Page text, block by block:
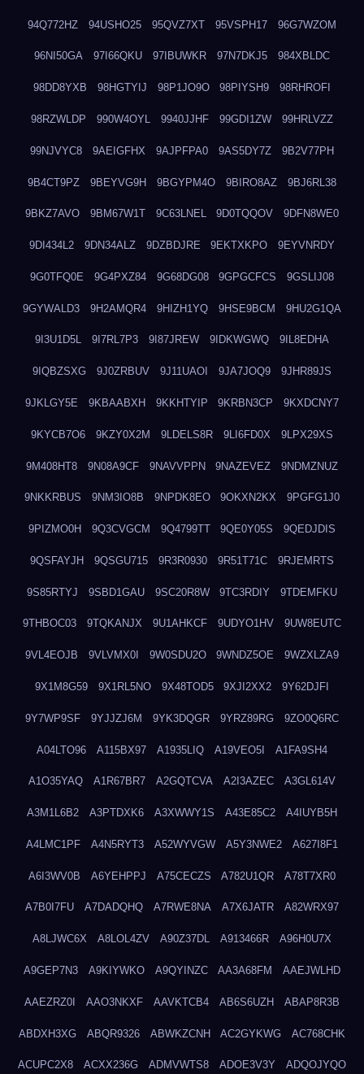
94Q772HZ 94USHO25 95QVZ7XT 95VSPH17 96G7WZOM
96NI50GA 97I66QKU 97IBUWKR 97N7DKJ5 984XBLDC
98DD8YXB 98HGTYIJ 98P1JO9O 98PIYSH9 98RHROFI
98RZWLDP 990W4OYL 9940JJHF 99GDI1ZW 99HRLVZZ
99NJVYC8 9AEIGFHX 9AJPFPA0 9AS5DY7Z 9B2V77PH
9B4CT9PZ 9BEYVG9H 9BGYPM4O 9BIRO8AZ 9BJ6RL38
9BKZ7AVO 9BM67W1T 9C63LNEL 9D0TQQOV 9DFN8WE0
9DI434L2 9DN34ALZ 9DZBDJRE 9EKTXKPO 9EYVNRDY
9G0TFQ0E 9G4PXZ84 9G68DG08 9GPGCFCS 9GSLIJ08
9GYWALD3 9H2AMQR4 9HIZH1YQ 9HSE9BCM 9HU2G1QA
9I3U1D5L 9I7RL7P3 9I87JREW 9IDKWGWQ 9IL8EDHA
9IQBZSXG 9J0ZRBUV 9J11UAOI 9JA7JOQ9 9JHR89JS
9JKLGY5E 9KBAABXH 9KKHTYIP 9KRBN3CP 9KXDCNY7
9KYCB7O6 9KZY0X2M 9LDELS8R 9LI6FD0X 9LPX29XS
9M408HT8 9N08A9CF 9NAVVPPN 9NAZEVEZ 9NDMZNUZ
9NKKRBUS 9NM3IO8B 9NPDK8EO 9OKXN2KX 9PGFG1J0
9PIZMO0H 9Q3CVGCM 9Q4799TT 9QE0Y05S 9QEDJDIS
9QSFAYJH 9QSGU715 9R3R0930 9R51T71C 9RJEMRTS
9S85RTYJ 9SBD1GAU 9SC20R8W 9TC3RDIY 9TDEMFKU
9THBOC03 9TQKANJX 9U1AHKCF 9UDYO1HV 9UW8EUTC
9VL4EOJB 9VLVMX0I 9W0SDU2O 9WNDZ5OE 9WZXLZA9
9X1M8G59 9X1RL5NO 9X48TOD5 9XJI2XX2 9Y62DJFI
9Y7WP9SF 9YJJZJ6M 9YK3DQGR 9YRZ89RG 9ZO0Q6RC
A04LTO96 A115BX97 A1935LIQ A19VEO5I A1FA9SH4
A1O35YAQ A1R67BR7 A2GQTCVA A2I3AZEC A3GL614V
A3M1L6B2 A3PTDXK6 A3XWWY1S A43E85C2 A4IUYB5H
A4LMC1PF A4N5RYT3 A52WYVGW A5Y3NWE2 A627I8F1
A6I3WV0B A6YEHPPJ A75CECZS A782U1QR A78T7XR0
A7B0I7FU A7DADQHQ A7RWE8NA A7X6JATR A82WRX97
A8LJWC6X A8LOL4ZV A90Z37DL A913466R A96H0U7X
A9GEP7N3 A9KIYWKO A9QYINZC AA3A68FM AAEJWLHD
AAEZRZ0I AAO3NKXF AAVKTCB4 AB6S6UZH ABAP8R3B
ABDXH3XG ABQR9326 ABWKZCNH AC2GYKWG AC768CHK
ACUPC2X8 ACXX236G ADMVWTS8 ADOE3V3Y ADQOJYQO